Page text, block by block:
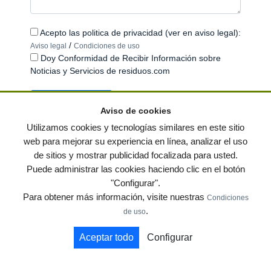
Acepto las politica de privacidad (ver en aviso legal):
Aviso legal / Condiciones de uso
Doy Conformidad de Recibir Información sobre
Noticias y Servicios de residuos.com
© residuos.com - Todos los derechos reservados Política de privacidad
Condiciones de uso|Contacto|Editores| Mapa web|Preguntas frecuentes
Publica tus anuncios gratis!
Muebles de terraza y jardin Notas de prensa
by
Aviso de cookies
Utilizamos cookies y tecnologías similares en este sitio
web para mejorar su experiencia en línea, analizar el uso
de sitios y mostrar publicidad focalizada para usted.
Puede administrar las cookies haciendo clic en el botón
"Configurar".
Para obtener más información, visite nuestras Condiciones
de uso.
Aceptar todo Configurar